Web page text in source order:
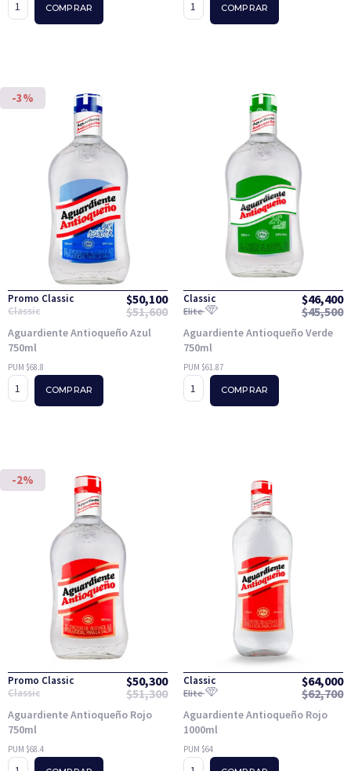
COMPRAR COMPRAR
-3%
Promo Classic $50,100
Classic $51,600
Aguardiente Antioqueño Azul
750ml
PUM $68.8
COMPRAR
Classic $46,400
Elite $45,500
Aguardiente Antioqueño Verde
750ml
PUM $61.87
COMPRAR
-2%
Promo Classic $50,300
Classic $51,300
Aguardiente Antioqueño Rojo
750ml
PUM $68.4
Classic $64,000
Elite $62,700
Aguardiente Antioqueño Rojo
1000ml
PUM $64